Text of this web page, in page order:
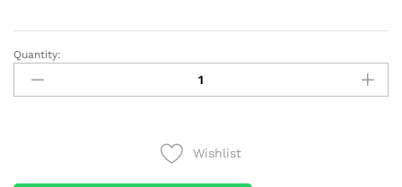
MOCHILA
TARGUS
TBB565LP
Quantity:
Wishlist